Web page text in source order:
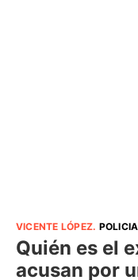
VICENTE LÓPEZ.
Quién es el
acusan por